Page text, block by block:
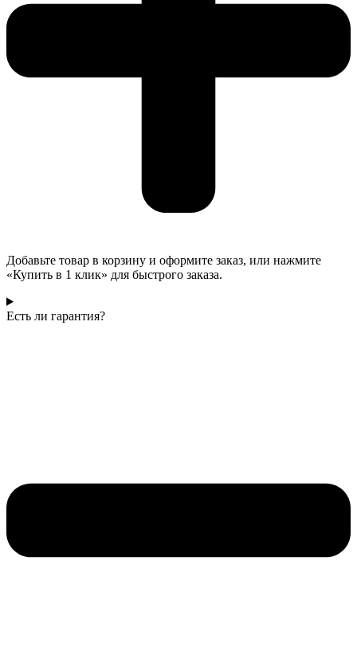
Добавьте товар в корзину и оформите заказ, или нажмите
«Купить в 1 клик» для быстрого заказа.
Есть ли гарантия?